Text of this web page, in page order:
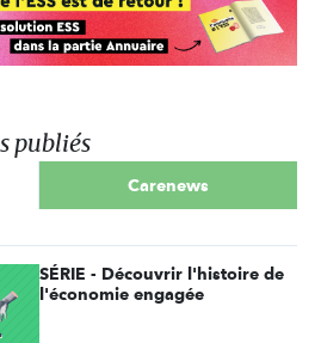
publiés
Carenews
SÉRIE - Découvrir l'histoire de
l'économie engagée